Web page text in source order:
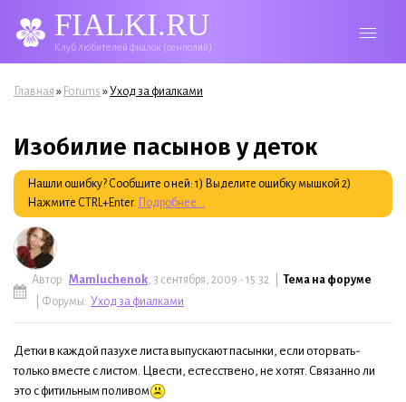
FIALKI.RU
Клуб любителей фиалок (сенполий)
Вы здесь
Главная » Forums »Уход за фиалками
Изобилие пасынов у деток
Нашли ошибку? Сообщите о ней: 1) Выделите ошибку мышкой 2)
Нажмите CTRL+Enter. Подробнее...
Автор: Mamluchenok, 3 сентября, 2009 - 15:32 | Тема на форуме
| Форумы: Уход за фиалками
Детки в каждой пазухе листа выпускают пасынки, если оторвать-
только вместе с листом. Цвести, естесствено, не хотят. Связанно ли
это с фитильным поливом